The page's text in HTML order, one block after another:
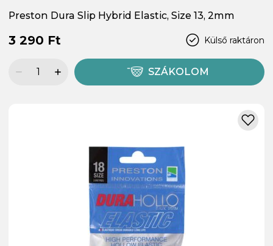
Preston Dura Slip Hybrid Elastic, Size 13, 2mm
Külső raktáron
3 290 Ft
SZÁKOLOM